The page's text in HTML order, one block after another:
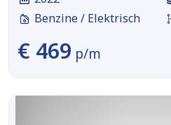
Benzine / Elektrisch
€ 469 p/m